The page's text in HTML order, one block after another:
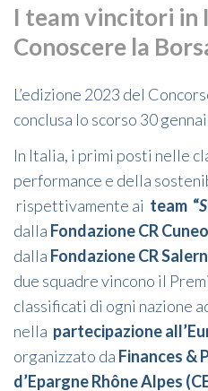
Contatti
I team vincitori in
Conoscere la
L’edizione 2023 del
conclusa lo scorso 30
In Italia, i primi posti nelle
performance e della
rispettivamente ai team “
dalla Fondazione CR Cuneo
dalla Fondazione CR
due squadre vincono il
classificati di ogni nazione
nella partecipazione
organizzato da Finances &
d’Epargne Rhône Alpes